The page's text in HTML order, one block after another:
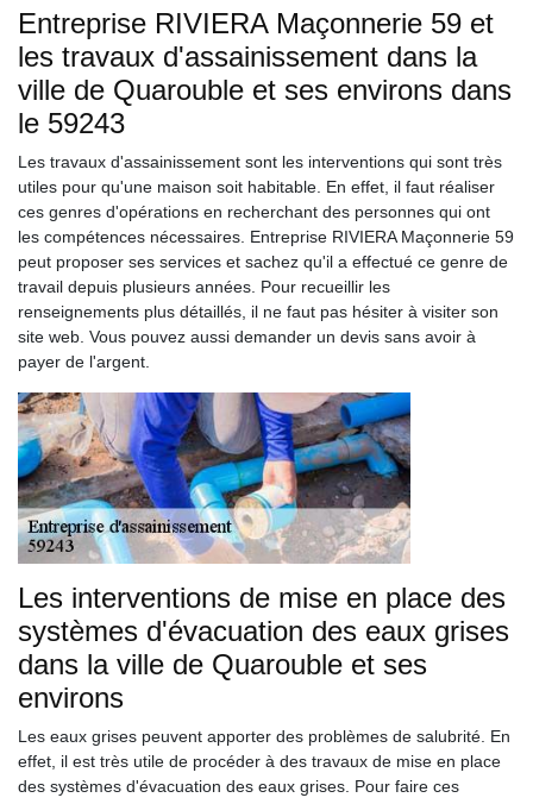
Entreprise RIVIERA Maçonnerie 59 et
les travaux d'assainissement dans la
ville de Quarouble et ses environs dans
le 59243
Les travaux d'assainissement sont les interventions qui sont très
utiles pour qu'une maison soit habitable. En effet, il faut réaliser
ces genres d'opérations en recherchant des personnes qui ont
les compétences nécessaires. Entreprise RIVIERA Maçonnerie 59
peut proposer ses services et sachez qu'il a effectué ce genre de
travail depuis plusieurs années. Pour recueillir les
renseignements plus détaillés, il ne faut pas hésiter à visiter son
site web. Vous pouvez aussi demander un devis sans avoir à
payer de l'argent.
Les interventions de mise en place des
systèmes d'évacuation des eaux grises
dans la ville de Quarouble et ses
environs
Les eaux grises peuvent apporter des problèmes de salubrité. En
effet, il est très utile de procéder à des travaux de mise en place
des systèmes d'évacuation des eaux grises. Pour faire ces